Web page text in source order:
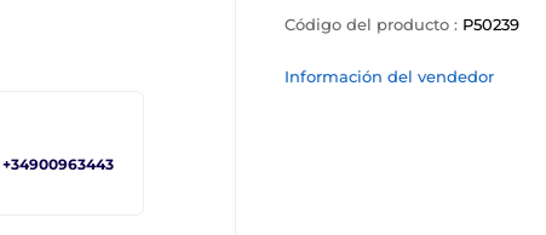
+34900963443
Código del producto : P50239
Información del vendedor